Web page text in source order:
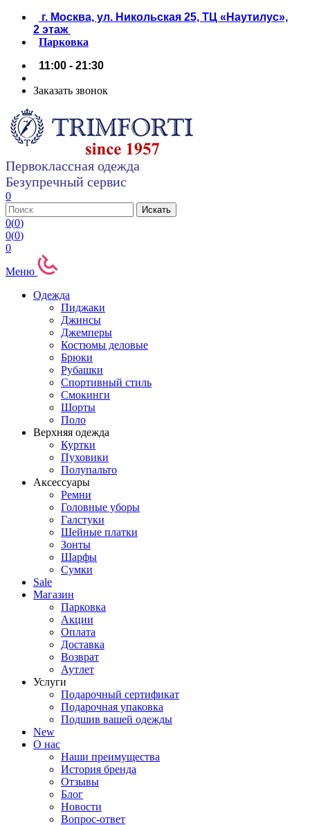
г. Москва, ул. Никольская 25, ТЦ «Наутилус»,
2 этаж
Парковка
11:00 - 21:30
Заказать звонок
Первоклассная одежда
Безупречный сервис
0
0(0)
0(0)
0
Меню
Одежда
Пиджаки
Джинсы
Джемперы
Костюмы деловые
Брюки
Рубашки
Спортивный стиль
Смокинги
Шорты
Поло
Верхняя одежда
Куртки
Пуховики
Полупальто
Аксессуары
Ремни
Головные уборы
Галстуки
Шейные платки
Зонты
Шарфы
Сумки
Sale
Магазин
Парковка
Акции
Оплата
Доставка
Возврат
Аутлет
Услуги
Подарочный сертификат
Подарочная упаковка
Подшив вашей одежды
New
О нас
Наши преимущества
История бренда
Отзывы
Блог
Новости
Вопрос-ответ